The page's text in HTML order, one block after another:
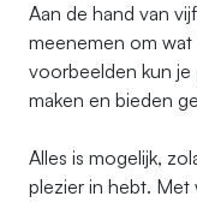
Aan de hand van
meenemen om
voorbeelden kun je
maken en bieden
Alles is mogelijk,
plezier in hebt. Met